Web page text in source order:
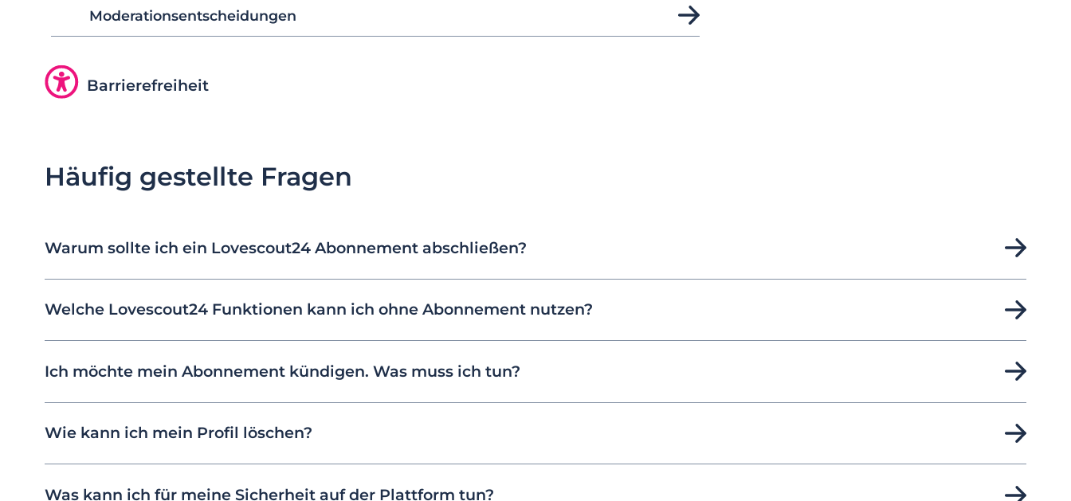
Moderationsentscheidungen
Barrierefreiheit
Häufig gestellte Fragen
Warum sollte ich ein Lovescout24 Abonnement abschließen?
Welche Lovescout24 Funktionen kann ich ohne Abonnement nutzen?
Ich möchte mein Abonnement kündigen. Was muss ich tun?
Wie kann ich mein Profil löschen?
Was kann ich für meine Sicherheit auf der Plattform tun?